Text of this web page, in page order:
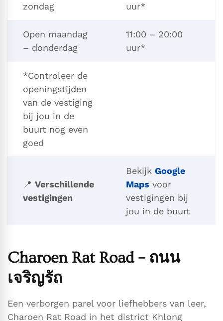
zondag
uur*
Open maandag
– donderdag
11:00 – 20:00
uur*
*Controleer de
openingstijden
van de vestiging
bij jou in de
buurt nog even
goed
📍 Verschillende
vestigingen
Bekijk Google
Maps voor
vestigingen bij
jou in de buurt
Charoen Rat Road – ถนน
เจริญรัถ
Een verborgen parel voor liefhebbers van leer,
Charoen Rat Road in het district Khlong